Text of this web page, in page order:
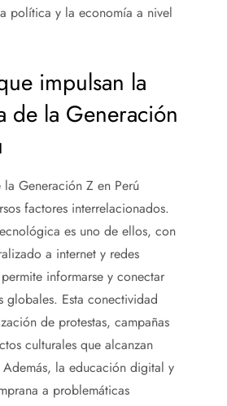
política y la economía a nivel
impulsan la
de la Generación
la Generación Z en Perú
factores interrelacionados.
es uno de ellos, con
a internet y redes
informarse y conectar
globales. Esta conectividad
de protestas, campañas
culturales que alcanzan
la educación digital y
a problemáticas